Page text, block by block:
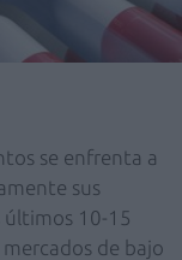
se enfrenta a
sus
últimos 10-15
de bajo